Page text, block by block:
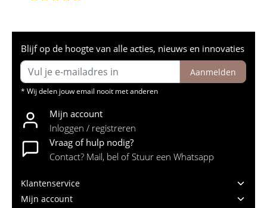
Blijf op de hoogte van alle acties, nieuws en innovaties
Aanmelden
* Wij delen jouw email nooit met anderen
Mijn account
Inloggen / registreren
Vraag of hulp nodig?
Contact? Mail, bel of Stuur een Whatsapp
Klantenservice
Mijn account